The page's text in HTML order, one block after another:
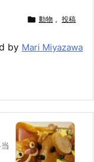
 動物 , 投稿
by Mari Miyazawa